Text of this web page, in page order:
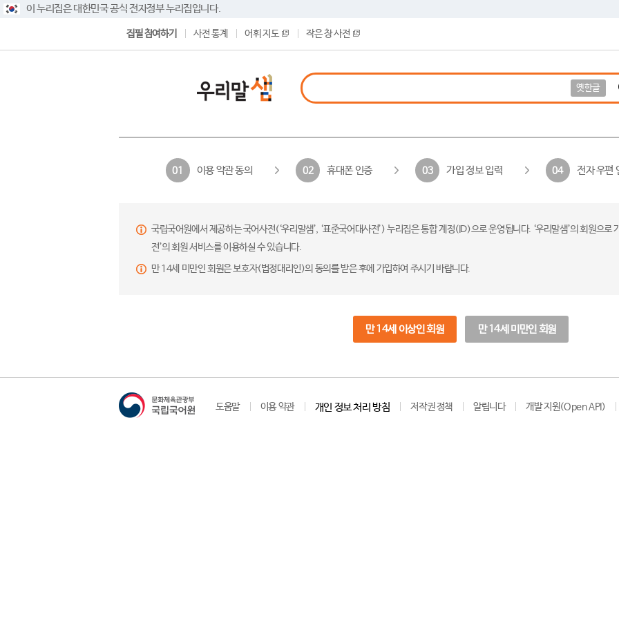
이 누리집은 대한민국 공식 전자정부 누리집입니다.
집필 참여하기 사전 통계 어휘 지도 작은 창 사전
옛한글
01 이용 약관 동의 02 휴대폰 인증 03 가입 정보 입력 04 전자 우편
국립국어원에서 제공하는 국어사전(‘우리말샘’, ‘표준국어대사전’) 누리집은 통합 계정(ID)으로 운영됩니다. ‘우리말샘’의 회원으
전’의 회원 서비스를 이용하실 수 있습니다.
만 14세 미만인 회원은 보호자(법정대리인)의 동의를 받은 후에 가입하여 주시기 바랍니다.
만 14세 이상인 회원 만 14세 미만인 회원
도움말 이용 약관 개인 정보 처리 방침 저작권 정책 알립니다 개발 지원(Open API)